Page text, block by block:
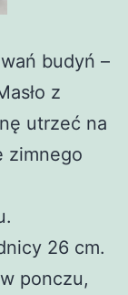
budyń –
z
utrzeć na
zimnego
26 cm.
ponczu,